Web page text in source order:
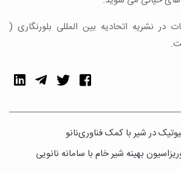
در نشریه اتحادیه بین المللی بلورنگاری (
در شیر با کمک فناوری‌نانو
بهینه شیر خام با سامانه نانویی